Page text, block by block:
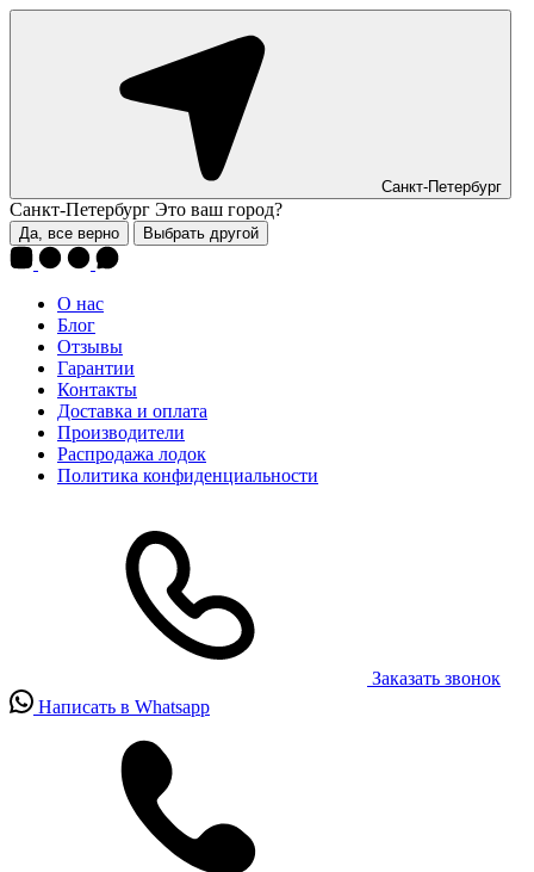
Санкт-Петербург
Санкт-Петербург Это ваш город?
Да, все верно Выбрать другой
О нас
Блог
Отзывы
Гарантии
Контакты
Доставка и оплата
Производители
Распродажа лодок
Политика конфиденциальности
Заказать звонок
Написать в Whatsapp